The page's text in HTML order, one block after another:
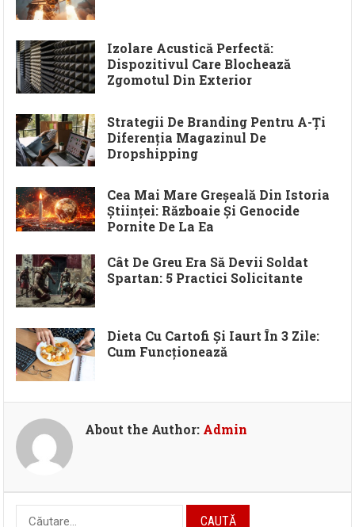
Izolare Acustică Perfectă:
Dispozitivul Care Blochează
Zgomotul Din Exterior
Strategii De Branding Pentru A-Ți
Diferenția Magazinul De
Dropshipping
Cea Mai Mare Greșeală Din Istoria
Științei: Războaie Și Genocide
Pornite De La Ea
Cât De Greu Era Să Devii Soldat
Spartan: 5 Practici Solicitante
Dieta Cu Cartofi Și Iaurt În 3 Zile:
Cum Funcționează
About the Author: Admin
Caută